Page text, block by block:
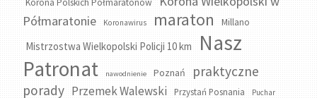
Korona Polskich Półmaratonów
Półmaratonie
Koronawirus maraton Millano
Mistrzostwa Wielkopolski Policji 10 km
Nasz
Patronat
nawodnienie Poznań
praktyczne
porady Przemek Walewski Przystań Posnania
Puchar